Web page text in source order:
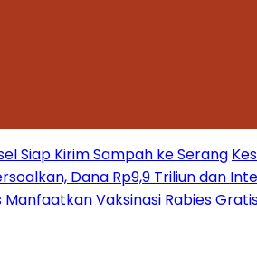
Siap Kirim Sampah ke Serang
Dana Rp9,9 Triliun dan
Vaksinasi Rabies